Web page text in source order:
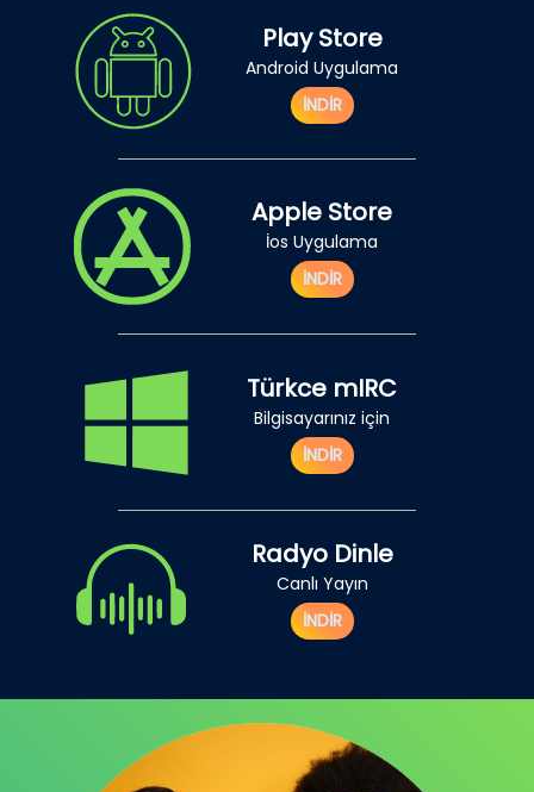
Play Store
Android Uygulama
İNDİR
Apple Store
İos Uygulama
İNDİR
Türkce mIRC
Bilgisayarınız için
İNDİR
Radyo Dinle
Canlı Yayın
İNDİR